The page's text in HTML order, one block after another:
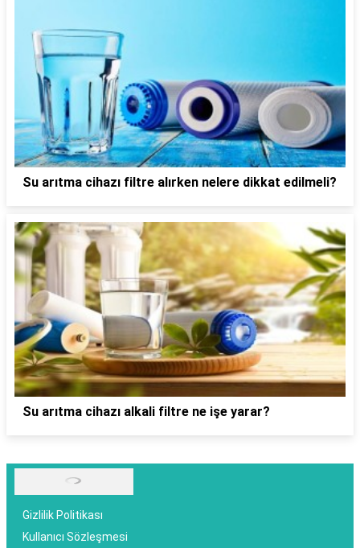
Su arıtma cihazı filtre alırken nelere dikkat edilmeli?
Su arıtma cihazı alkali filtre ne işe yarar?
Gizlilik Politikası
Kullanıcı Sözleşmesi